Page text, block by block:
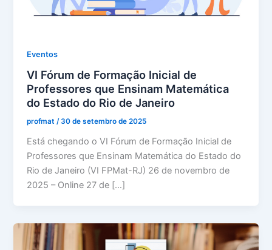
Eventos
VI Fórum de Formação Inicial de
Professores que Ensinam Matemática
do Estado do Rio de Janeiro
profmat/30 de setembro de 2025
Está chegando o VI Fórum de Formação Inicial de
Professores que Ensinam Matemática do Estado do
Rio de Janeiro (VI FPMat-RJ) 26 de novembro de
2025 – Online 27 de […]